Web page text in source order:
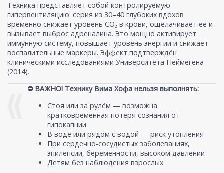
Техника представляет собой контролируемую
гипервентиляцию: серия из 30–40 глубоких вдохов
временно снижает уровень CO₂ в крови, ощелачивает её и
вызывает выброс адреналина. Это мощно активирует
иммунную систему, повышает уровень энергии и снижает
воспалительные маркеры. Эффект подтверждён
клиническими исследованиями Университета Неймегена
(2014).
⛔ ВАЖНО! Технику Вима Хофа нельзя выполнять:
Стоя или за рулём — возможна
кратковременная потеря сознания от
гипокапнии
В воде или рядом с водой — риск утопления
При сердечно-сосудистых заболеваниях,
эпилепсии, беременности, высоком давлении
Детям без наблюдения взрослых